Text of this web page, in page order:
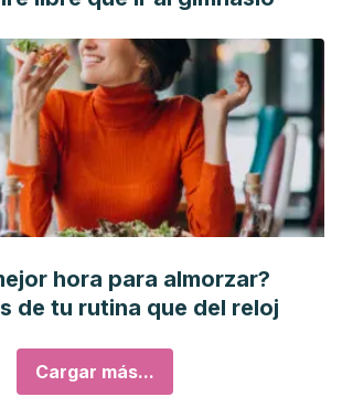
hora para almorzar?
de tu rutina que del reloj
Cargar más...